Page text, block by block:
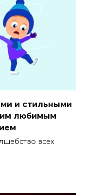
и стильными
любимым
всех